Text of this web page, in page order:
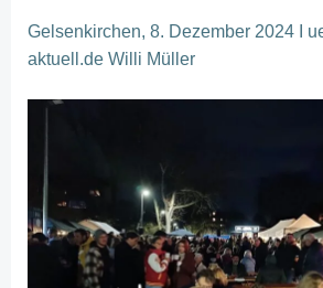
Gelsenkirchen, 8. Dezember 2024 I
aktuell.de Willi Müller